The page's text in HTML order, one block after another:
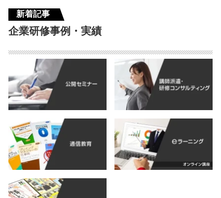
新着記事
企業研修事例・実績